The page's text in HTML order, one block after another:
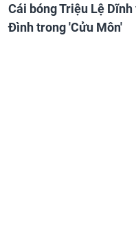
Cái bóng Triệu Lệ
Đình trong 'Cửu Môn'